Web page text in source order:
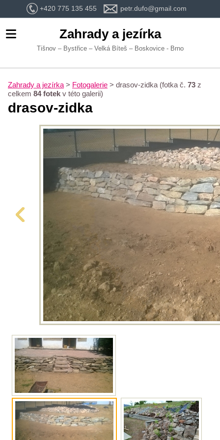
+420 775 135 455 petr.dufo@gmail.com
Zahrady a jezírka
Tišnov – Bystřice – Velká Bíteš – Boskovice - Brno
Zahrady a jezírka > Fotogalerie > drasov-zidka (fotka č. 73 z
celkem 84 fotek v této galerii)
drasov-zidka